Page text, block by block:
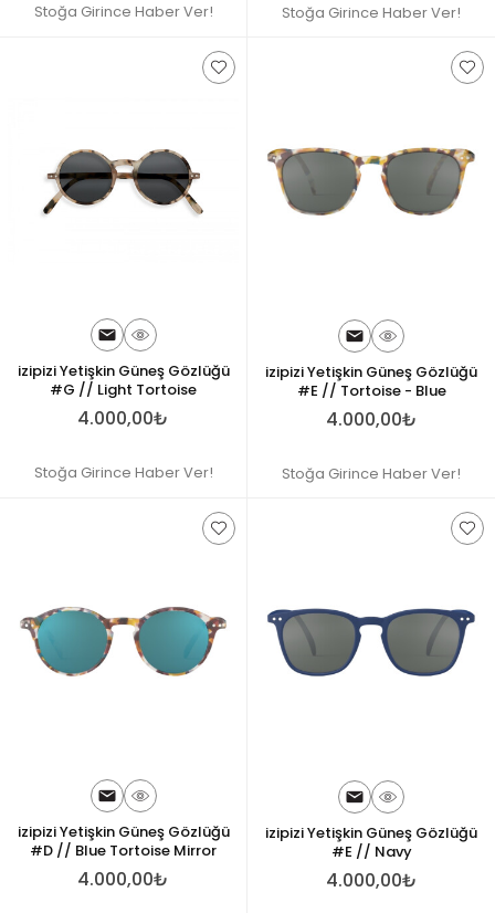
Stoğa Girince Haber Ver! Stoğa Girince Haber Ver!
izipizi Yetişkin Güneş Gözlüğü
#G // Light Tortoise
4.000,00₺
Stoğa Girince Haber Ver!
izipizi Yetişkin Güneş Gözlüğü
#E // Tortoise - Blue
4.000,00₺
Stoğa Girince Haber Ver!
izipizi Yetişkin Güneş Gözlüğü
#D // Blue Tortoise Mirror
4.000,00₺
izipizi Yetişkin Güneş Gözlüğü
#E // Navy
4.000,00₺